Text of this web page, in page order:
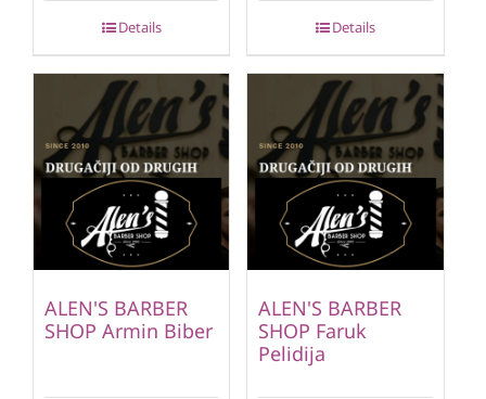
Details Details
ALEN'S BARBER
SHOP Armin Biber
ALEN'S BARBER
SHOP Faruk
Pelidija